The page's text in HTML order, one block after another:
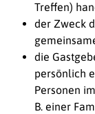
Treffen)
der Zweck
die
persönlich
Personen
B. einer